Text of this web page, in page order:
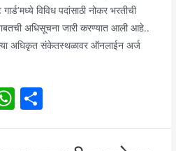
विविध पदांसाठी नोकर भरतीची
अधिसूचना जारी करण्यात आली आहे..
अधिकृत संकेतस्थळावर ऑनलाईन अर्ज
W
h h